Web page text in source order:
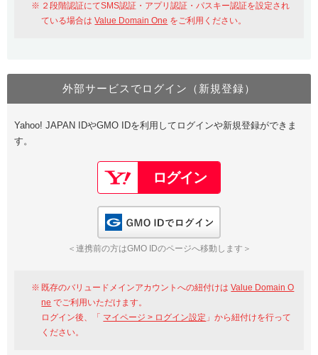
おすすめ One レンタルサーバーを含む最新の機能を使う方
Value Domain Oneにログイン
Google
GMO ID Amazon
※AmazonはValue Domain Oneのログイン画面へ遷移します
Value Domain Oneアカウント作成
以下でも登録可能
Google Yahoo!
GMO ID
２段階認証にてSMS認証・アプリ認証・パスキー認証を設定され
ている場合はValue Domain One をご利用ください。
外部サービスでログイン（新規登録）
Yahoo! JAPAN IDやGMO IDを利用してログインや新規登録ができま
す。
＜連携前の方はGMO IDのページへ移動します＞
既存のバリュードメインアカウントへの紐付けはValue Domain O
ne でご利用いただけます。
ログイン後、「 マイページ > ログイン設定 」から紐付けを行って
ください。